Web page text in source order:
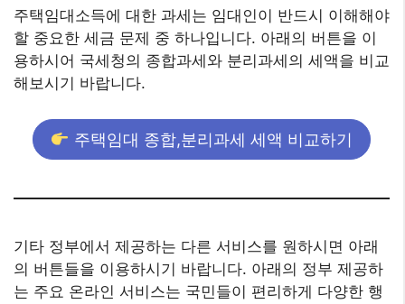
주택임대소득에 대한 과세는 임대인이 반드시 이해해야
할 중요한 세금 문제 중 하나입니다. 아래의 버튼을 이
용하시어 국세청의 종합과세와 분리과세의 세액을 비교
해보시기 바랍니다.
주택임대 종합,분리과세 세액 비교하기
기타 정부에서 제공하는 다른 서비스를 원하시면 아래
의 버튼들을 이용하시기 바랍니다. 아래의 정부 제공하
는 주요 온라인 서비스는 국민들이 편리하게 다양한 행